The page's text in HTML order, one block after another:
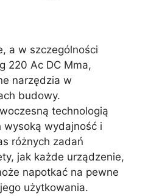
a w szczególności
220 Ac DC Mma,
narzędzia w
budowy.
technologią
wysoką wydajność i
różnych zadań
jak każde urządzenie,
napotkać na pewne
użytkowania.